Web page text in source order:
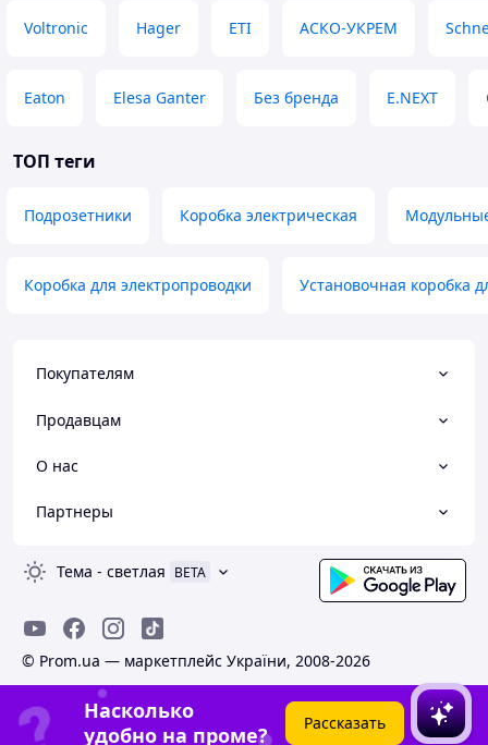
Voltronic Hager ETI АСКО-УКРЕМ
Eaton Elesa Ganter Без бренда E.NEXT
ТОП теги
Подрозетники Коробка электрическая
Коробка для электропроводки Установочная коробка
Покупателям
Продавцам
О нас
Партнеры
Тема - светлая BETA
© Prom.ua — маркетплейс України, 2008-2026
Насколько
удобно на проме?
Рассказать